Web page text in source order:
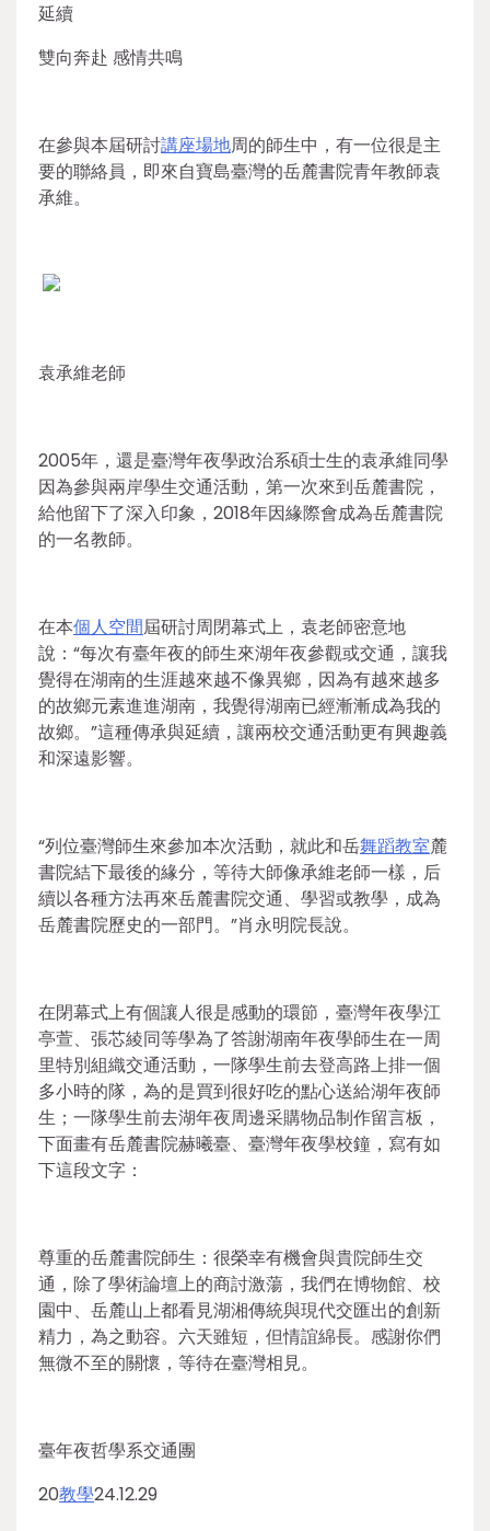
延續
雙向奔赴 感情共鳴
在參與本屆研討講座場地周的師生中，有一位很是主
要的聯絡員，即來自寶島臺灣的岳麓書院青年教師袁
承維。
袁承維老師
2005年，還是臺灣年夜學政治系碩士生的袁承維同學
因為參與兩岸學生交通活動，第一次來到岳麓書院，
給他留下了深入印象，2018年因緣際會成為岳麓書院
的一名教師。
在本個人空間屆研討周閉幕式上，袁老師密意地
說：“每次有臺年夜的師生來湖年夜參觀或交通，讓我
覺得在湖南的生涯越來越不像異鄉，因為有越來越多
的故鄉元素進進湖南，我覺得湖南已經漸漸成為我的
故鄉。”這種傳承與延續，讓兩校交通活動更有興趣義
和深遠影響。
“列位臺灣師生來參加本次活動，就此和岳舞蹈教室麓
書院結下最後的緣分，等待大師像承維老師一樣，后
續以各種方法再來岳麓書院交通、學習或教學，成為
岳麓書院歷史的一部門。”肖永明院長說。
在閉幕式上有個讓人很是感動的環節，臺灣年夜學江
亭萱、張芯綾同等學為了答謝湖南年夜學師生在一周
里特別組織交通活動，一隊學生前去登高路上排一個
多小時的隊，為的是買到很好吃的點心送給湖年夜師
生；一隊學生前去湖年夜周邊采購物品制作留言板，
下面畫有岳麓書院赫曦臺、臺灣年夜學校鐘，寫有如
下這段文字：
尊重的岳麓書院師生：很榮幸有機會與貴院師生交
通，除了學術論壇上的商討激蕩，我們在博物館、校
園中、岳麓山上都看見湖湘傳統與現代交匯出的創新
精力，為之動容。六天雖短，但情誼綿長。感謝你們
無微不至的關懷，等待在臺灣相見。
臺年夜哲學系交通團
20教學24.12.29